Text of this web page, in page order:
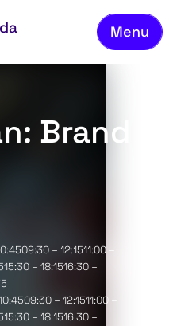
Menu
Brand
– 12:1511:00 –
– 18:1516:30 –
– 12:1511:00 –
– 18:1516:30 –